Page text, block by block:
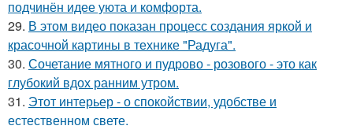
подчинён идее уюта и комфорта.
29. В этом видео показан процесс создания яркой и
красочной картины в технике "Радуга".
30. Сочетание мятного и пудрово - розового - это как
глубокий вдох ранним утром.
31. Этот интерьер - о спокойствии, удобстве и
естественном свете.